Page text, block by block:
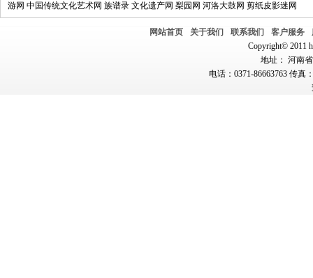
游网 中国传统文化艺术网 族谱录 文化遗产网 梨园网 河洛大鼓网 剪纸皮影迷网
网站首页 关于我们 联系我们 客户服务
Copyright© 2011
地址： 河南
电话：0371-86663763 传真